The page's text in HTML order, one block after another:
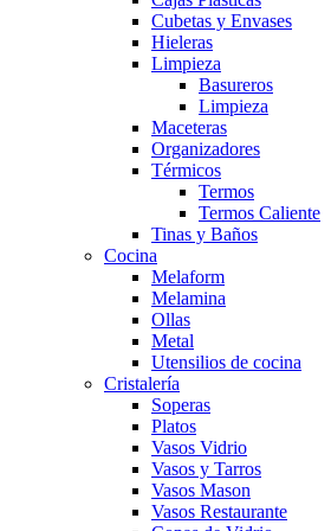
Cubetas y Envases
Hieleras
Limpieza
Basureros
Limpieza
Maceteras
Organizadores
Térmicos
Termos
Termos Caliente
Tinas y Baños
Cocina
Melaform
Melamina
Ollas
Metal
Utensilios de cocina
Cristalería
Soperas
Platos
Vasos Vidrio
Vasos y Tarros
Vasos Mason
Vasos Restaurante